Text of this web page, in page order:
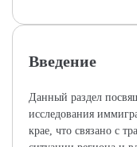
Введение
Данный раздел
исследования
крае, что связано с